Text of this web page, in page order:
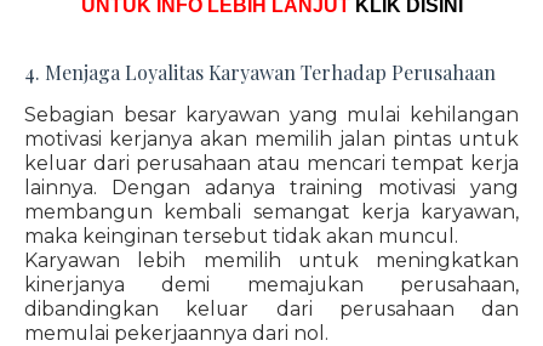
UNTUK INFO LEBIH LANJUT KLIK DISINI
4. Menjaga Loyalitas Karyawan Terhadap Perusahaan
Sebagian besar karyawan yang mulai kehilangan
motivasi kerjanya akan memilih jalan pintas untuk
keluar dari perusahaan atau mencari tempat kerja
lainnya. Dengan adanya training motivasi yang
membangun kembali semangat kerja karyawan,
maka keinginan tersebut tidak akan muncul.
Karyawan lebih memilih untuk meningkatkan
kinerjanya demi memajukan perusahaan,
dibandingkan keluar dari perusahaan dan
memulai pekerjaannya dari nol.